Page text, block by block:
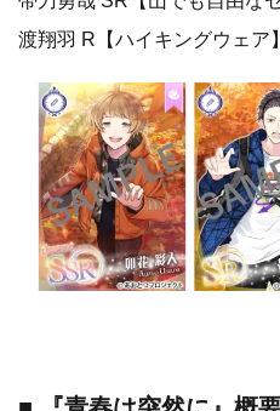
渡翔羽 R【ハイキングウェア】